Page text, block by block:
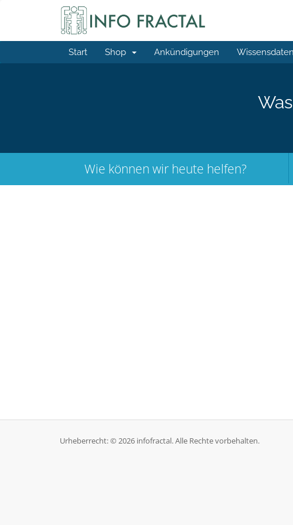
Start Shop Ankündigungen
Wie können wir heute helfen?
Urheberrecht: © 2026 infofractal. Alle Rechte vorbehalten.